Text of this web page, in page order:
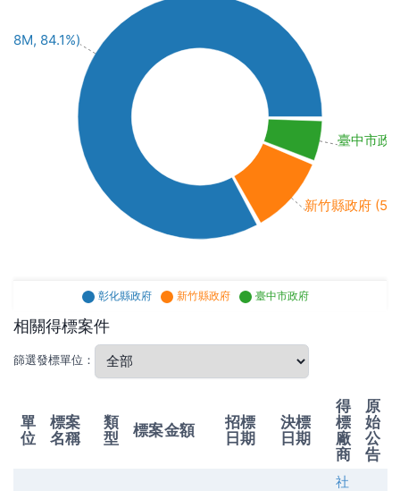
84.1%)
新竹縣政府
臺中市政
彰化縣政府 新竹縣政府 臺中市政府
相關得標案件
篩選發標單位：
單
位
標案
名稱
類
型
標案金額
招標
日期
決標
日期
得
標
廠
商
原
始
公
告
社